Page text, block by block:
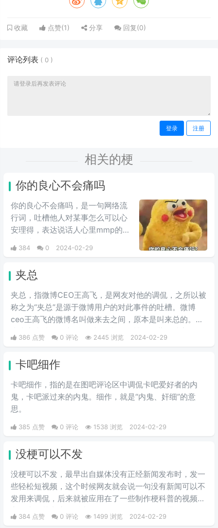
收藏 点赞(1) 分享 回复(0)
评论列表 ( 0 )
登录 注册
相关的梗
你的良心不会痛吗
你的良心不会痛吗，是一句网络流
行词，吐槽他人对某事怎么可以心
安理得，表达说话人心里mmp的心
情。这里的“痛”含有“内疚、愧疚、
不好意思”等含义，并不是“疼痛”的
会内疚吗，来源于热图鹦鹉兄弟表
情包，火于知乎，该词也被《咬文
嚼字》评为2017年度十大流行语之
一，现在多用于聊天中的表情包。
384 0 2024-02-29
夹总
夹总，指微博CEO王高飞，是网友对他的调侃，之所以被
称之为“夹总”是源于微博用户的对此事件的吐槽。微博
ceo王高飞的微博名叫做来去之间，原本是叫来总的。因
为来字去掉一竖之后是“夹”，并且微博把屏蔽敏感字的行
为称为“夹”，所以来去之间喜提夹总这一称号。
386 点赞 0 评论 2445 浏览 2024-02-29
卡吧细作
卡吧细作，指的是在图吧评论区中调侃卡吧爱好者的内
鬼，卡吧派过来的内鬼。细作，就是“内鬼、奸细”的意
思。
385 点赞 0 评论 1538 浏览 2024-02-29
没梗可以不发
没梗可以不发，最早出自媒体没有正‌‌‌‌‌‌‌‌经新闻发布时，发一
些轻松短视频，这个时候网友就会说一句没有新闻可以不
发用来调侃，后来就被应用在了一些制作梗科普的视频博
主身上，其实这句话也不算是批评，更多的是带有玩梗的
意味。“解梗博主”的嘲讽发言，指各类梗科普相关的作者
384 点赞 0 评论 1499 浏览 2024-02-29